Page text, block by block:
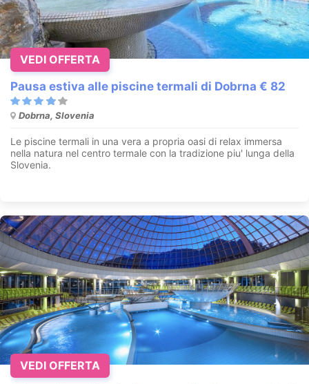
Pausa estiva alle piscine termali di Dobrna € 82
Dobrna, Slovenia
Le piscine termali in una vera a propria oasi di relax immersa
nella natura nel centro termale con la tradizione piu' lunga della
Slovenia.
VEDI OFFERTA
VEDI OFFERTA